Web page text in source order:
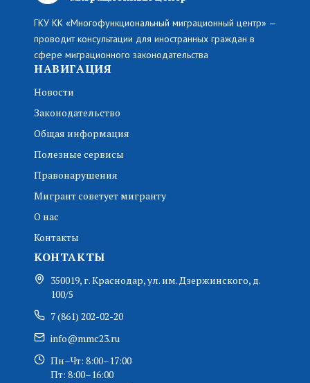
ГКУ КК «Многофункциональный миграционный центр» —
проводит консультации для иностранных граждан в
сфере миграционного законодательства
НАВИГАЦИЯ
Новости
Законодательство
Общая информация
Полезные сервисы
Правонарушения
Мигрант советует мигранту
О нас
Контакты
КОНТАКТЫ
350019, г. Краснодар, ул. им. Дзержинского, д.
100/5
7 (861) 202-02-20
info@mmc23.ru
Пн–Чт: 8:00–17:00
Пт: 8:00–16:00